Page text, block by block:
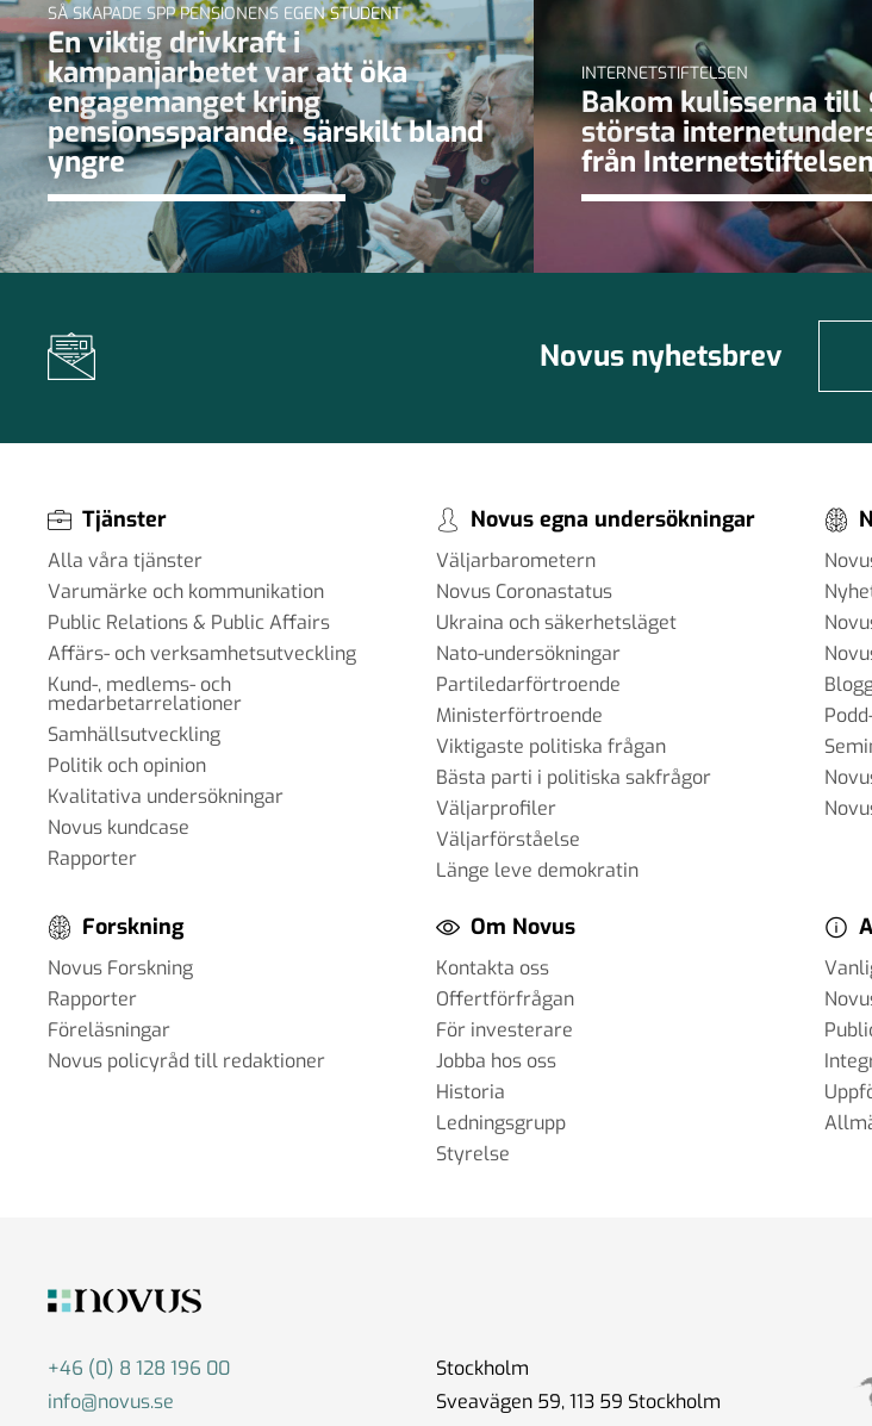
SÅ SKAPADE SPP PENSIONENS EGEN STUDENT
En viktig drivkraft i
kampanjarbetet var att öka
engagemanget kring
pensionssparande, särskilt bland
yngre
INTERNETSTIFTELSEN
Bakom kulisserna till
största
från
Novus nyhetsbrev
Tjänster
Alla våra tjänster
Varumärke och kommunikation
Public Relations & Public Affairs
Affärs- och verksamhetsutveckling
Kund-, medlems- och
medarbetarrelationer
Samhällsutveckling
Politik och opinion
Kvalitativa undersökningar
Novus kundcase
Rapporter
Novus egna undersökningar
Väljarbarometern
Novus Coronastatus
Ukraina och säkerhetsläget
Nato-undersökningar
Partiledarförtroende
Ministerförtroende
Viktigaste politiska frågan
Bästa parti i politiska sakfrågor
Väljarprofiler
Väljarförståelse
Länge leve demokratin
Forskning
Novus Forskning
Rapporter
Föreläsningar
Novus policyråd till redaktioner
Om Novus
Kontakta oss
Offertförfrågan
För investerare
Jobba hos oss
Historia
Ledningsgrupp
Styrelse
+46 (0) 8 128 196 00
info@novus.se
Stockholm
Sveavägen 59, 113 59 Stockholm